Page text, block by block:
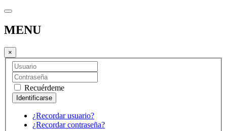
MENU
×
Recuérdeme
¿Recordar usuario?
¿Recordar contraseña?